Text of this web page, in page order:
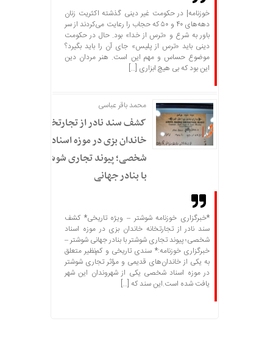
خوزنامه| در حکومت غیر دینی گذشته اکثریت زنان
دهه‌های ۴۰ و ۵۰ که حجاب را رعایت می‌کردند از سر
باور به شرع و «ترس از خدا» بود. حال در حکومت
دینی باید «ترس از پلیس» جای آن را باید بگیرد؟
موضوع حساس و مهم این است. هنر مردان دین
این بود که بی هیچ ابزاری […]
محمد باقر عباسی
کشف سند نادر از تجارتخانه
خاندان بزی در موزه اسناد
شخصی؛ پیوند تجاری شوشتر
با بنادر جهانی
*خبرگزاری خوزنامه شوشتر – ویژه تاریخی* کشف
سند نادر از تجارتخانه خاندان بزی در موزه اسناد
شخصی؛ پیوند تجاری شوشتر با بنادر جهانی شوشتر –
خبرگزاری خوزنامه:* سندی تاریخی و کم‌نظیر متعلق
به یکی از خاندان‌های قدیمی و مؤثر تجاری شوشتر
در موزه اسناد شخصی یکی از شهروندان این شهر
یافت شده است.این سند که […]